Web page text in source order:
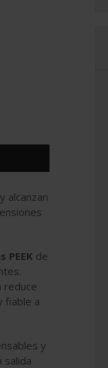
y alcanzan
PEEK de
reduce
fiable a
y
salida